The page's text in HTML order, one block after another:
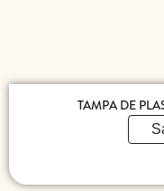
TAMPA DE